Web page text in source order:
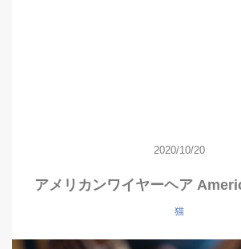
2020/10/20
アメリカンワイヤーヘア
猫